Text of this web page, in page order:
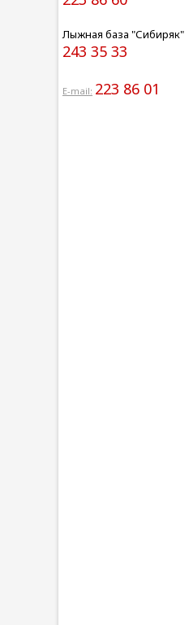
Лыжная база "Сибиряк"
243 35 33
E-mail: 223 86 01